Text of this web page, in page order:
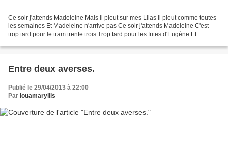
Ce soir j'attends Madeleine Mais il pleut sur mes Lilas Il pleut comme toutes
les semaines Et Madeleine n'arrive pas Ce soir j'attends Madeleine C'est
trop tard pour le tram trente trois Trop tard pour les frites d'Eugène Et
Entre deux averses.
Publié le 29/04/2013 à 22:00
Par louamaryllis